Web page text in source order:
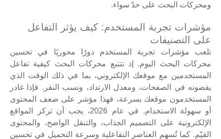
ومحركات البحث على حدّ سواء.
مؤشرات تجربة المستخدم: كيف يؤثر التفاعل
على التصنيفات
تلعب مؤشرات تجربة المستخدم دورًا محوريًا في تحسين
محركات البحث اليوم. إذ تتتبع محركات البحث كيفية تفاعل
المستخدمين مع موقعك الإلكتروني، بما في ذلك الوقت الذي
يقضونه في الصفحات، ومعدل الارتداد، ونسب النقر. فإذا غادر
المستخدمون موقعك بسرعة، فهذا مؤشر على ضعف المحتوى
أو سهولة الاستخدام. في عام 2026، يجب أن تركز المواقع
الإلكترونية على التصميم الجذاب، والتنقل الواضح، والمحتوى
القيّم. كما تُسهم العناصر التفاعلية وسرعة التحميل في تحسين